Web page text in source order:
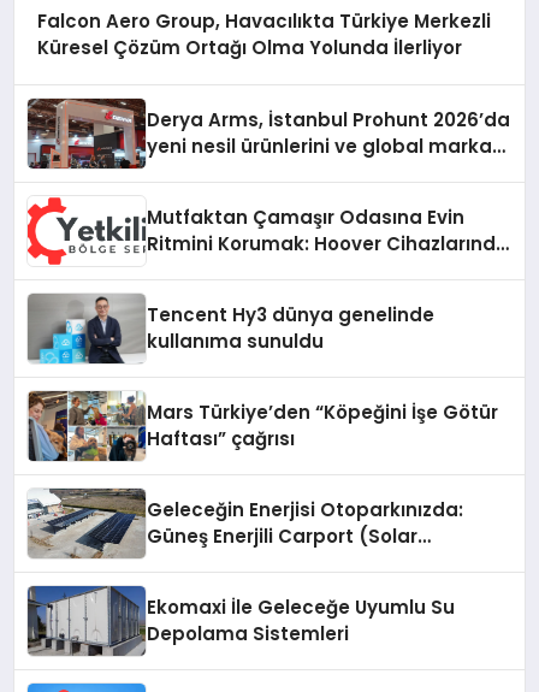
Falcon Aero Group, Havacılıkta Türkiye Merkezli
Küresel Çözüm Ortağı Olma Yolunda İlerliyor
Derya Arms, İstanbul Prohunt 2026’da
yeni nesil ürünlerini ve global marka
Mutfaktan Çamaşır Odasına Evin
Ritmini Korumak: Hoover Cihazlarında
Tencent Hy3 dünya genelinde
kullanıma sunuldu
Mars Türkiye’den “Köpeğini İşe Götür
Haftası” çağrısı
Geleceğin Enerjisi Otoparkınızda:
Güneş Enerjili Carport (Solar
Ekomaxi İle Geleceğe Uyumlu Su
Depolama Sistemleri